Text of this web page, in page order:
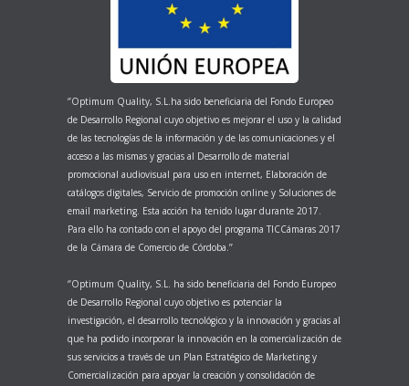
‘’Optimum Quality, S.L.ha sido beneficiaria del Fondo Europeo
de Desarrollo Regional cuyo objetivo es mejorar el uso y la calidad
de las tecnologías de la información y de las comunicaciones y el
acceso a las mismas y gracias al Desarrollo de material
promocional audiovisual para uso en internet, Elaboración de
catálogos digitales, Servicio de promoción online y Soluciones de
email marketing. Esta acción ha tenido lugar durante 2017.
Para ello ha contado con el apoyo del programa TICCámaras 2017
de la Cámara de Comercio de Córdoba.’’
‘’Optimum Quality, S.L. ha sido beneficiaria del Fondo Europeo
de Desarrollo Regional cuyo objetivo es potenciar la
investigación, el desarrollo tecnológico y la innovación y gracias al
que ha podido incorporar la innovación en la comercialización de
sus servicios a través de un Plan Estratégico de Marketing y
Comercialización para apoyar la creación y consolidación de